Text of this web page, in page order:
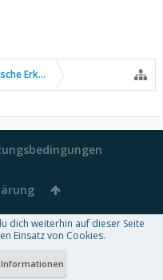
Erkrankungen
-Deutsch von xenDach
ThemeHouse
dich weiterhin auf dieser Seite
Einsatz von Cookies.